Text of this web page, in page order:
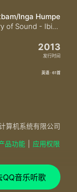
Inga Humpe
Ministry of Sound - Ibiza Annual 2013
2013
发行时间
英语 · 61首
算机系统有限公司
品功能 应用权限
QQ音乐听歌